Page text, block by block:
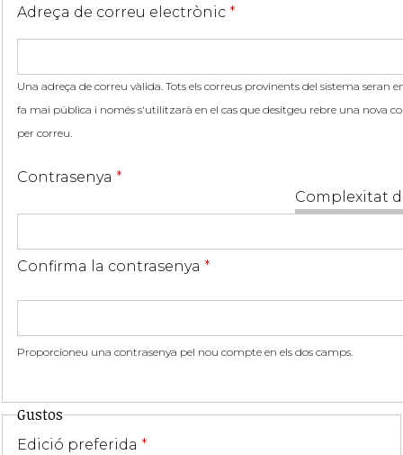
Adreça de correu electrònic *
Una adreça de correu vàlida. Tots els correus provinents del sistema seran
fa mai pública i només s'utilitzarà en el cas que desitgeu rebre una nova
per correu.
Complexitat
Contrasenya *
Confirma la contrasenya *
Proporcioneu una contrasenya pel nou compte en els dos camps.
Gustos
Edició preferida *